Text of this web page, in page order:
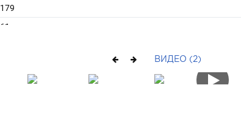
179
61
короткие
ВИДЕО (2)